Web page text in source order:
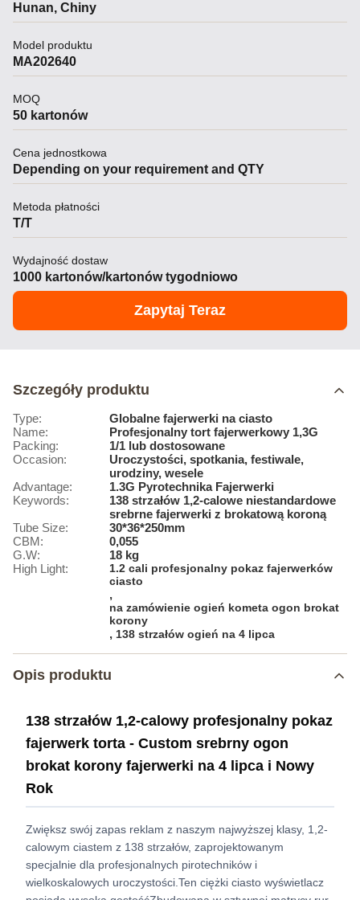
Hunan, Chiny
Model produktu
MA202640
MOQ
50 kartonów
Cena jednostkowa
Depending on your requirement and QTY
Metoda płatności
T/T
Wydajność dostaw
1000 kartonów/kartonów tygodniowo
Zapytaj Teraz
Szczegóły produktu
Type:
Globalne fajerwerki na ciasto
Name:
Profesjonalny tort fajerwerkowy 1,3G
Packing:
1/1 lub dostosowane
Occasion:
Uroczystości, spotkania, festiwale,
urodziny, wesele
Advantage:
1.3G Pyrotechnika Fajerwerki
Keywords:
138 strzałów 1,2-calowe niestandardowe
srebrne fajerwerki z brokatową koroną
Tube Size:
30*36*250mm
CBM:
0,055
G.W:
18 kg
High Light:
1.2 cali profesjonalny pokaz fajerwerków
ciasto
,
na zamówienie ogień kometa ogon brokat
korony
, 138 strzałów ogień na 4 lipca
Opis produktu
138 strzałów 1,2-calowy profesjonalny pokaz
fajerwerk torta - Custom srebrny ogon
brokat korony fajerwerki na 4 lipca i Nowy
Rok
Zwiększ swój zapas reklam z naszym najwyższej klasy, 1,2-
calowym ciastem z 138 strzałów, zaprojektowanym
specjalnie dla profesjonalnych pirotechników i
wielkoskalowych uroczystości.Ten ciężki ciasto wyświetlacz